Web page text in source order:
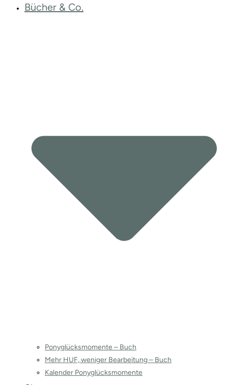
Bücher & Co.
Ponyglücksmomente – Buch
Mehr HUF, weniger Bearbeitung – Buch
Kalender Ponyglücksmomente